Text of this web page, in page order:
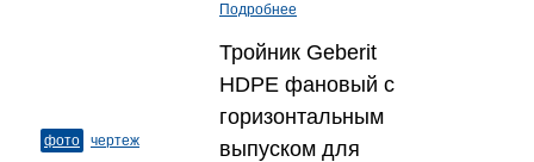
Подробнее
фото чертеж
Тройник Geberit
HDPE фановый с
горизонтальным
выпуском для